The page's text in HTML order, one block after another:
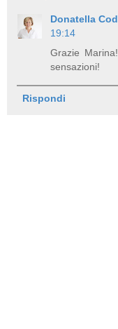
Donatella
19:14
Grazie
sensazioni!
Rispondi